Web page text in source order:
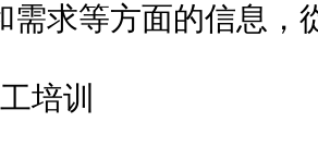
需求等方面的信息，
培训